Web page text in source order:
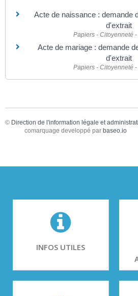
Acte de naissance : demande
d'extrait
Papiers - Citoyenneté
Acte de mariage : demande
d'extrait
Papiers - Citoyenneté
© Direction de l'information légale et
comarquage developpé par baseo.io
INFOS UTILES